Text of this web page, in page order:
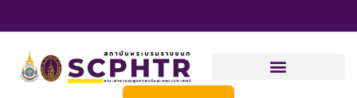
to
content